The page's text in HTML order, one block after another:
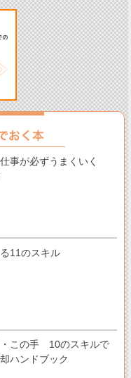
事が必ずうまくいく
11のスキル
・この手 10のスキルで
ハンドブック